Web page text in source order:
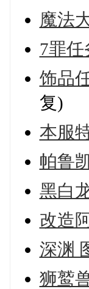
魔法
7罪
饰品
复)
本服
帕鲁
黑白
改造
深渊
狮鹫